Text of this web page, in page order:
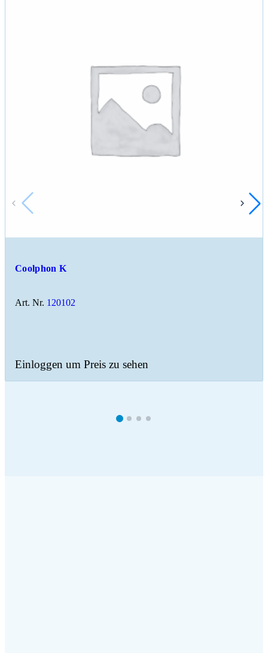
Coolphon K
Art. Nr. 120102
Einloggen um Preis zu sehen